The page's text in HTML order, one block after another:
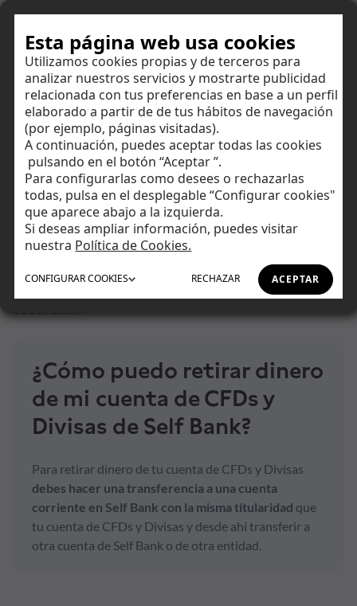
Esta página web usa cookies
Utilizamos cookies propias y de terceros para
analizar nuestros servicios y mostrarte publicidad
relacionada con tus preferencias en base a un perfil
elaborado a partir de de tus hábitos de navegación
(por ejemplo, páginas visitadas).
A continuación, puedes aceptar todas las cookies
pulsando en el botón “Aceptar ”.
Para configurarlas como desees o rechazarlas
todas, pulsa en el desplegable “Configurar cookies"
que aparece abajo a la izquierda.
Si deseas ampliar información, puedes visitar
nuestra Política de Cookies.
ACEPTAR
RECHAZAR
CONFIGURARCOOKIES
Ahorrar
Invertir
Tu día a día
Formación
Síguenos
Blog
Conócenos
Centro de ayuda
Encuentra respuestas a todas tus dudas y amplía tus
conocimientos financieros.
¿Cómo puedo retirar dinero de mi cuenta de CFDs y Divisas
¿Cómo puedo retirar dinero
de mi cuenta de CFDs y
Divisas de Self Bank?
Para retirar dinero de tu cuenta de CFDs y Divisas
debes hacer una transferencia a una cuenta
corriente en Self Bank con la misma titularidad que
tu cuenta de CFDs y Divisas y desde ahí transferir a
otra cuenta de Self Bank o de otra entidad.